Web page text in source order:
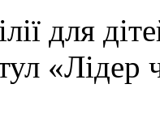
для
«Лідер